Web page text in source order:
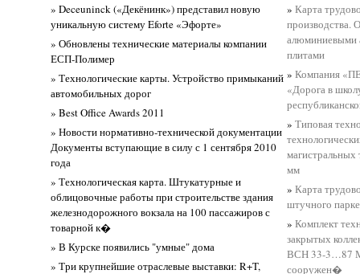
» Deceuninck («Декёнинк») представил новую
уникальную систему Eforte «Эфорте»
» Обновлены технические материалы компании
ЕСП-Полимер
» Технологические карты. Устройство примыканий
автомобильных дорог
» Best Office Awards 2011
» Новости нормативно-технической документации
Документы вступающие в силу с 1 сентября 2010
года
» Технологическая карта. Штукатурные и
облицовочные работы при строительстве здания
железнодорожного вокзала на 100 пассажиров с
товарной к�
» В Курске появились "умные" дома
» Три крупнейшие отраслевые выставки: R+T,
»Карта
производства.
алюминиевыми
плитами
»Компания
«Дорога в
»Типовая
мм
»Карта
штучного
»Комплект
закрытых
ВСН 33-3…87
сооружен�